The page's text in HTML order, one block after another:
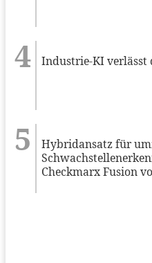
Industrie-KI verlässt
Hybridansatz für
Checkmarx Fusion